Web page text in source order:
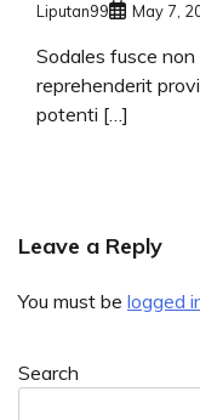
Liputan99 May 7,
Sodales fusce
reprehenderit
potenti […]
Leave a Reply
You must be logged
Search